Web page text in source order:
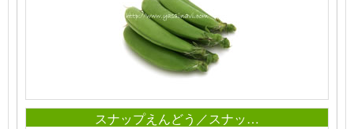
スナップえんどう／スナッ…